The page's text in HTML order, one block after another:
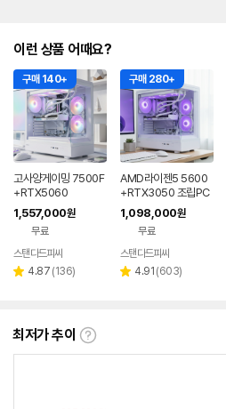
이런 상품 어때요?
구매 140+
고사양게이밍 7500F
+RTX5060
1,557,000원
무료
페이
스탠다드피씨
별 4.87 리
(136)
구매 280+
AMD라이젠5 5600
+RTX3050 조립PC
1,098,000원
무료
페이
스탠다드피씨
별 4.91 리
(603)
최저가 추이
최